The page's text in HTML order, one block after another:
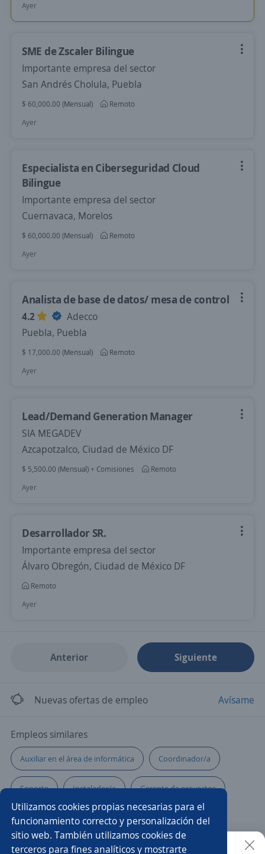
Utilizamos cookies propias necesarias para el
funcionamiento correcto y personalización del
sitio web. También utilizamos cookies de
terceros para fines analíticos y mostrarte
Ayer
SME de Zscaler Bilingue
Importante empresa del sector
San Andrés Cholula, Puebla
$ 60,000.00 (Mensual)
Remoto
Ayer
Especialista en Ciberseguridad Cloud
Bilingue
Importante empresa del sector
Cuernavaca, Morelos
$ 60,000.00 (Mensual)
Remoto
Ayer
Analista de base de datos/ mesa de control
4.2
Adecco
Puebla, Puebla
$ 17,000.00 (Mensual)
Remoto
Ayer
Lead/Demand Generation Manager
SIA MEGADEV
Azcapotzalco, Ciudad de México DF
$ 5,500.00 (Mensual) + Comisiones
Remoto
Ayer
Desarrollador SR.
Importante empresa del sector
Álvaro Obregón, Ciudad de México DF
Remoto
Ayer
Anterior Siguiente
Nuevas ofertas de empleo Avísame
Empleos similares
Auxiliar en el área de informática Coordinador/a
Soporte Instalador/a Gerente de proyectos
Especialista Técnico en sistemas
Ingeniero de soporte técnico Automatización